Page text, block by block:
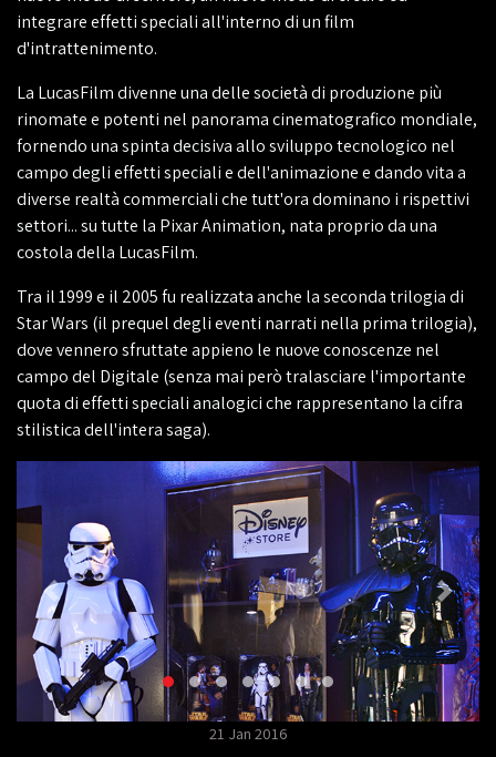
integrare effetti speciali all'interno di un film
d'intrattenimento.
La LucasFilm divenne una delle società di produzione più
rinomate e potenti nel panorama cinematografico mondiale,
fornendo una spinta decisiva allo sviluppo tecnologico nel
campo degli effetti speciali e dell'animazione e dando vita a
diverse realtà commerciali che tutt'ora dominano i rispettivi
settori... su tutte la Pixar Animation, nata proprio da una
costola della LucasFilm.
Tra il 1999 e il 2005 fu realizzata anche la seconda trilogia di
Star Wars (il prequel degli eventi narrati nella prima trilogia),
dove vennero sfruttate appieno le nuove conoscenze nel
campo del Digitale (senza mai però tralasciare l'importante
quota di effetti speciali analogici che rappresentano la cifra
stilistica dell'intera saga).
21 Jan 2016